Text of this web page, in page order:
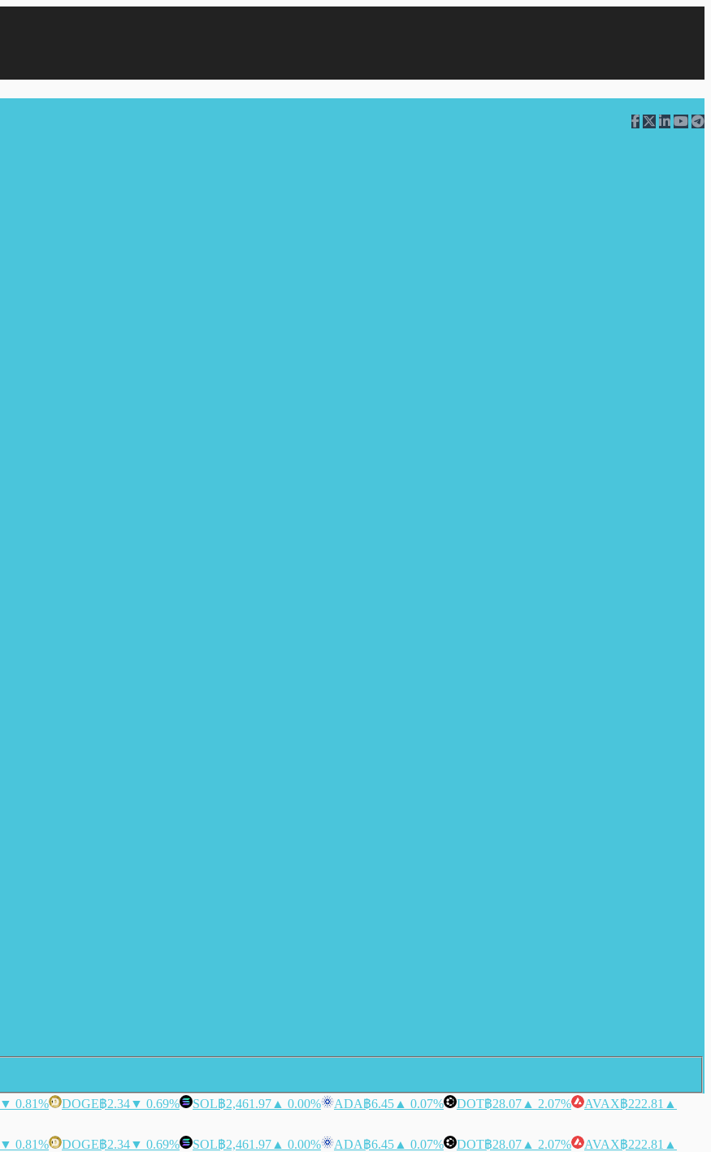
▼ 0.81% DOGE฿2.34▼ 0.69% SOL฿2,461.97 ▲ 0.00% ADA฿6.45 ▲ 0.07% DOT฿28.07 ▲ 2.07% AVAX฿222.81 ▲
▼ 0.81% DOGE฿2.34▼ 0.69% SOL฿2,461.97 ▲ 0.00% ADA฿6.45 ▲ 0.07% DOT฿28.07 ▲ 2.07% AVAX฿222.81 ▲